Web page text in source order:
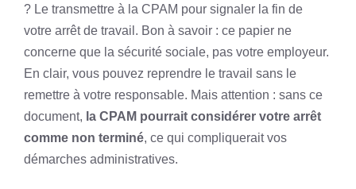
? Le transmettre à la CPAM pour signaler la fin de
votre arrêt de travail. Bon à savoir : ce papier ne
concerne que la sécurité sociale, pas votre employeur.
En clair, vous pouvez reprendre le travail sans le
remettre à votre responsable. Mais attention : sans ce
document, la CPAM pourrait considérer votre arrêt
comme non terminé, ce qui compliquerait vos
démarches administratives.